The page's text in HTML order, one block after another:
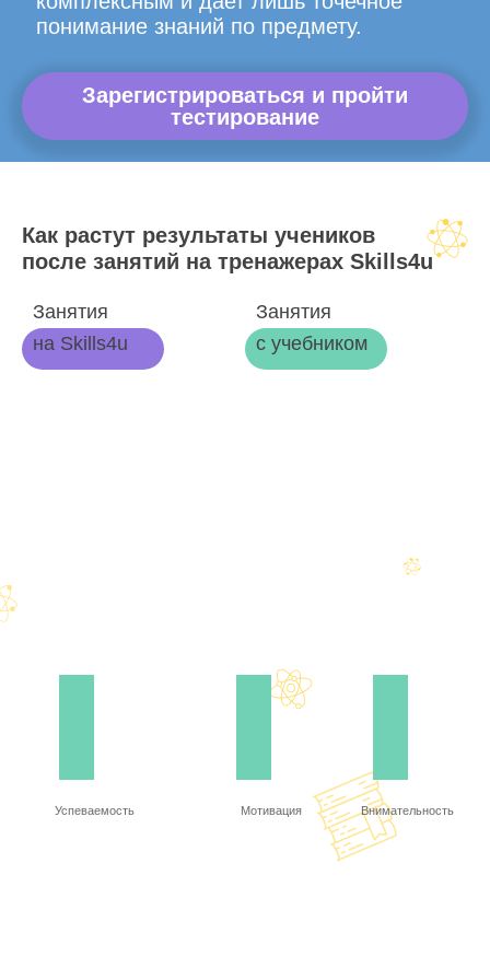
понимание знаний по предмету.
Зарегистрироваться и пройти
тестирование
Как растут результаты учеников
после занятий на тренажерах Skills4u
Занятия
на Skills4u
Занятия
с учебником
Успеваемость Мотивация Внимательность